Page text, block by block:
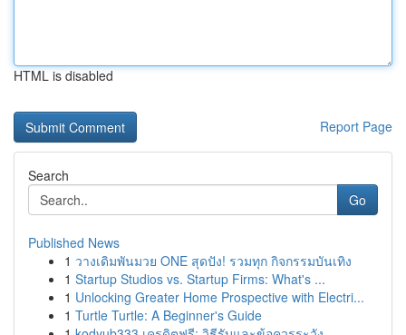
HTML is disabled
Report Page
Search
Go
Published News
1 วางเดิมพันมวย ONE สุดปัง! รวมทุก กิจกรรมบันเทิง
1 Startup Studios vs. Startup Firms: What's ...
1 Unlocking Greater Home Prospective with Electri...
1 Turtle Turtle: A Beginner's Guide